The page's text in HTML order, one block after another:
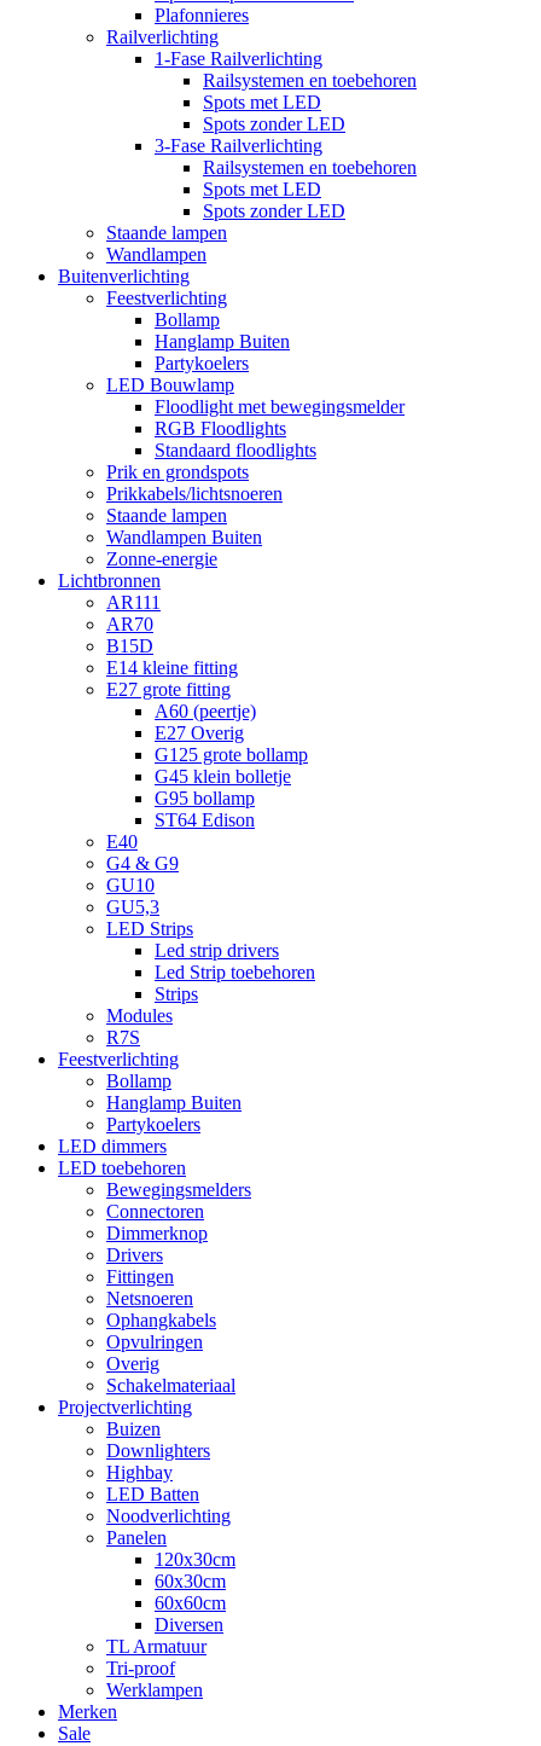
Plafonnieres
Railverlichting
1-Fase Railverlichting
Railsystemen en toebehoren
Spots met LED
Spots zonder LED
3-Fase Railverlichting
Railsystemen en toebehoren
Spots met LED
Spots zonder LED
Staande lampen
Wandlampen
Buitenverlichting
Feestverlichting
Bollamp
Hanglamp Buiten
Partykoelers
LED Bouwlamp
Floodlight met bewegingsmelder
RGB Floodlights
Standaard floodlights
Prik en grondspots
Prikkabels/lichtsnoeren
Staande lampen
Wandlampen Buiten
Zonne-energie
Lichtbronnen
AR111
AR70
B15D
E14 kleine fitting
E27 grote fitting
A60 (peertje)
E27 Overig
G125 grote bollamp
G45 klein bolletje
G95 bollamp
ST64 Edison
E40
G4 & G9
GU10
GU5,3
LED Strips
Led strip drivers
Led Strip toebehoren
Strips
Modules
R7S
Feestverlichting
Bollamp
Hanglamp Buiten
Partykoelers
LED dimmers
LED toebehoren
Bewegingsmelders
Connectoren
Dimmerknop
Drivers
Fittingen
Netsnoeren
Ophangkabels
Opvulringen
Overig
Schakelmateriaal
Projectverlichting
Buizen
Downlighters
Highbay
LED Batten
Noodverlichting
Panelen
120x30cm
60x30cm
60x60cm
Diversen
TL Armatuur
Tri-proof
Werklampen
Merken
Sale